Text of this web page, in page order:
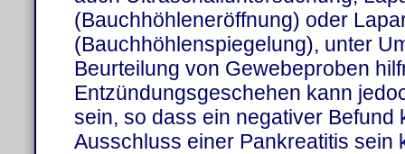
(Bauchhöhleneröffnung) oder
(Bauchhöhlenspiegelung), unter
Beurteilung von Gewebeproben
Entzündungsgeschehen kann
sein, so dass ein negativer Befund
Ausschluss einer Pankreatitis sein